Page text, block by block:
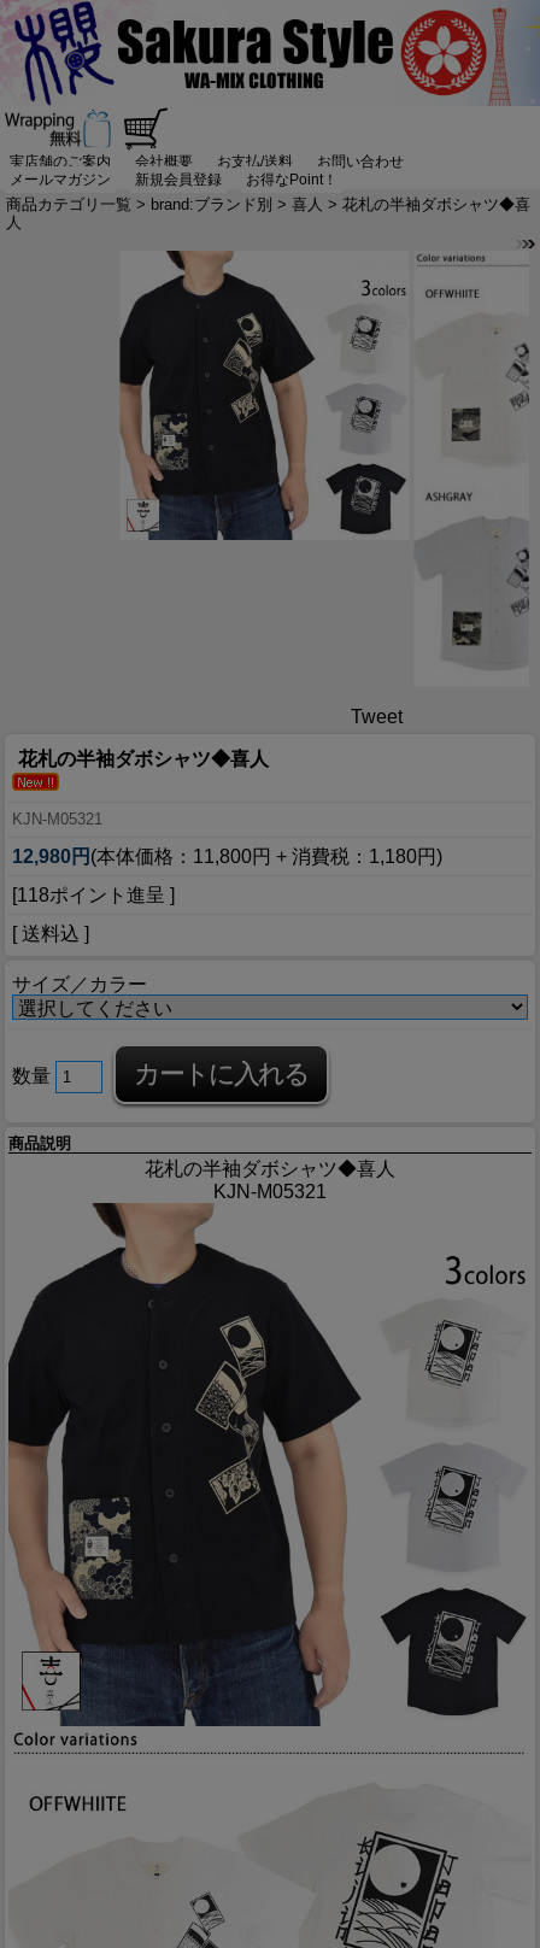
実店舗のご案内 会社概要 お支払/送料
お問い合わせ
メールマガジン
新規会員登録 お得なPoint！
商品カテゴリ一覧 > brand:ブランド別 > 喜人 > 花札の半袖ダボシャツ◆喜
人
Tweet
花札の半袖ダボシャツ◆喜人
KJN-M05321
12,980円 (本体価格：11,800円 + 消費税：1,180円)
[118ポイント進呈 ]
[ 送料込 ]
サイズ／カラー
数量
商品説明
花札の半袖ダボシャツ◆喜人
KJN-M05321